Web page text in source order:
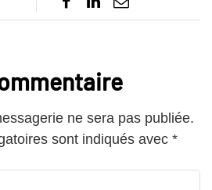
ne sera pas publiée.
sont indiqués avec *